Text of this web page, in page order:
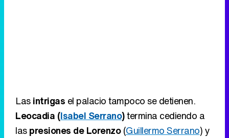
Lasintrigas el palacio tampoco se detienen.
Leocadia (Isabel Serrano)termina cediendo a
laspresiones de Lorenzo(Guillermo Serrano) y